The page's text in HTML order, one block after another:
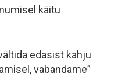
käitu
edasist kahju
vabandame”